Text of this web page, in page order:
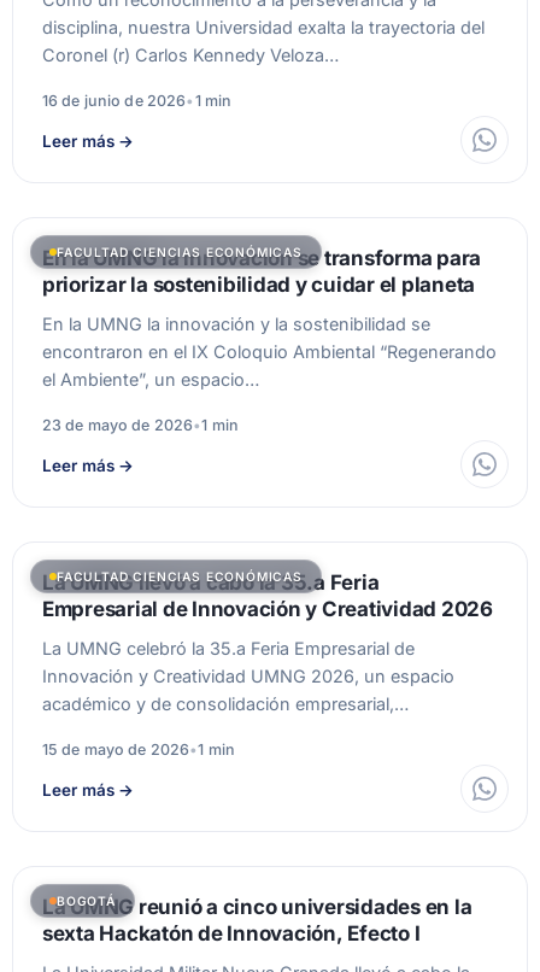
disciplina, nuestra Universidad exalta la trayectoria del
Coronel (r) Carlos Kennedy Veloza…
16 de junio de 2026• 1 min
Leer más →
FACULTAD CIENCIAS ECONÓMICAS
En la UMNG la innovación se transforma para
priorizar la sostenibilidad y cuidar el planeta
En la UMNG la innovación y la sostenibilidad se
encontraron en el IX Coloquio Ambiental “Regenerando
el Ambiente”, un espacio…
23 de mayo de 2026•1 min
Leer más →
FACULTAD CIENCIAS ECONÓMICAS
La UMNG llevó a cabo la 35.a Feria
Empresarial de Innovación y Creatividad 2026
La UMNG celebró la 35.a Feria Empresarial de
Innovación y Creatividad UMNG 2026, un espacio
académico y de consolidación empresarial,…
15 de mayo de 2026•1 min
Leer más →
BOGOTÁ
La UMNG reunió a cinco universidades en la
sexta Hackatón de Innovación, Efecto I